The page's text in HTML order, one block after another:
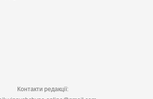
Контакти редакції: